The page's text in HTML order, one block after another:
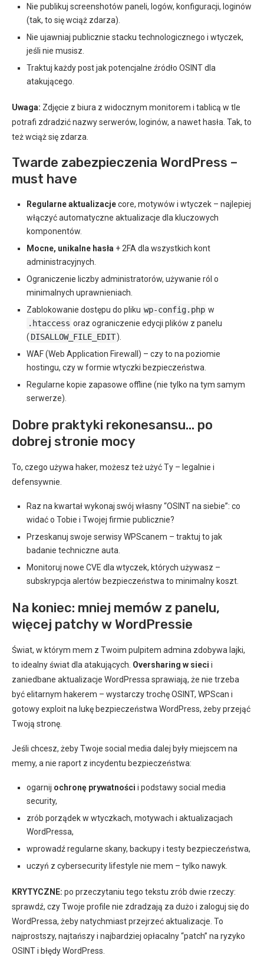
Nie publikuj screenshotów paneli, logów, konfiguracji, loginów
(tak, to się wciąż zdarza).
Nie ujawniaj publicznie stacku technologicznego i wtyczek,
jeśli nie musisz.
Traktuj każdy post jak potencjalne źródło OSINT dla
atakującego.
Uwaga: Zdjęcie z biura z widocznym monitorem i tablicą w tle
potrafi zdradzić nazwy serwerów, loginów, a nawet hasła. Tak, to
też wciąż się zdarza.
Twarde zabezpieczenia WordPress –
must have
Regularne aktualizacjecore, motywów i wtyczek – najlepiej
włączyć automatyczne aktualizacje dla kluczowych
komponentów.
Mocne, unikalne hasła + 2FA dla wszystkich kont
administracyjnych.
Ograniczenie liczby administratorów, używanie ról o
minimalnych uprawnieniach.
Zablokowanie dostępu do pliku wp-config.php w
.htaccess oraz ograniczenie edycji plików z panelu
( DISALLOW_FILE_EDIT).
WAF (Web Application Firewall) – czy to na poziomie
hostingu, czy w formie wtyczki bezpieczeństwa.
Regularne kopie zapasowe offline (nie tylko na tym samym
serwerze).
Dobre praktyki rekonesansu… po
dobrej stronie mocy
To, czego używa haker, możesz też użyć Ty – legalnie i
defensywnie.
Raz na kwartał wykonaj swój własny “OSINT na siebie”: co
widać o Tobie i Twojej firmie publicznie?
Przeskanuj swoje serwisy WPScanem – traktuj to jak
badanie techniczne auta.
Monitoruj nowe CVE dla wtyczek, których używasz –
subskrypcja alertów bezpieczeństwa to minimalny koszt.
Na koniec: mniej memów z panelu,
więcej patchy w WordPressie
Świat, w którym mem z Twoim pulpitem admina zdobywa lajki,
to idealny świat dla atakujących. Oversharing w sieci i
zaniedbane aktualizacje WordPressa sprawiają, że nie trzeba
być elitarnym hakerem – wystarczy trochę OSINT, WPScan i
gotowy exploit na lukę bezpieczeństwa WordPress, żeby przejąć
Twoją stronę.
Jeśli chcesz, żeby Twoje social media dalej były miejscem na
memy, a nie raport z incydentu bezpieczeństwa:
ogarnij ochronę prywatności i podstawy social media
security,
zrób porządek w wtyczkach, motywach i aktualizacjach
WordPressa,
wprowadź regularne skany, backupy i testy bezpieczeństwa,
uczyń z cybersecurity lifestyle nie mem – tylko nawyk.
KRYTYCZNE: po przeczytaniu tego tekstu zrób dwie rzeczy:
sprawdź, czy Twoje profile nie zdradzają za dużo i zaloguj się do
WordPressa, żeby natychmiast przejrzeć aktualizacje. To
najprostszy, najtańszy i najbardziej opłacalny “patch” na ryzyko
OSINT i błędy WordPress.